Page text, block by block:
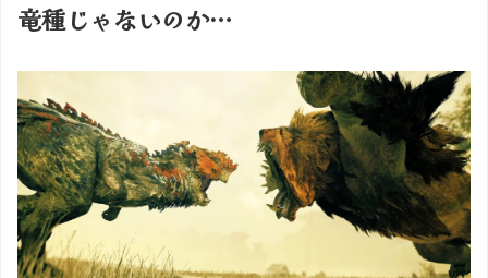
竜種じゃないのか…